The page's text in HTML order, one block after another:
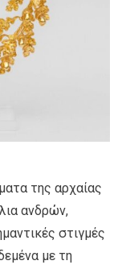
της αρχαίας
ανδρών,
στιγμές
με τη